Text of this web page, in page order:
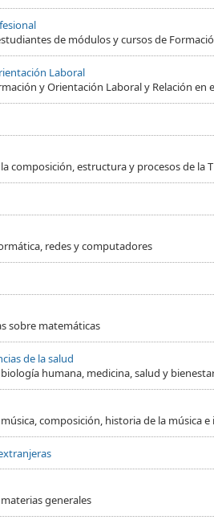
de módulos y cursos de
Laboral
y Orientación Laboral y Relación en
composición, estructura y procesos de la
redes y computadores
sobre matemáticas
de la salud
humana, medicina, salud y
composición, historia de la música
generales